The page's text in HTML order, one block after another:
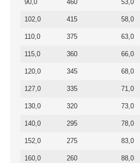
90,0 460 53,0
102,0 415 58,0
110,0 375 63,0
115,0 360 66,0
120,0 345 68,0
127,0 335 71,0
130,0 320 73,0
140,0 295 78,0
152,0 275 83,0
160,0 260 88,0